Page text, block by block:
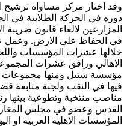
وقد اختار مركز مساواة ترشيح
دوره في الحركة الطلابية في
المزارعين لالغاء قانون
في الحفاظ على الارض. وعمل
خلالها عشرات المؤسسات
الاهالي ورافق عشرات
مؤسسة شتيل ومنها مجموعات
فيها في النقب ولجنة متابعة
مناصب منتخبة وتطوعية بينها
القدس وعضو في مجلس
المؤسسات الاهلية العربية او